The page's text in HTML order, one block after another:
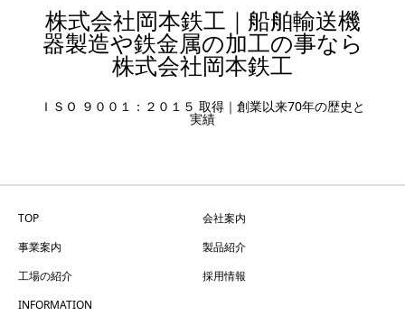
株式会社岡本鉄工｜船舶輸送機
器製造や鉄金属の加工の事なら
株式会社岡本鉄工
ＩＳＯ ９００１：２０１５ 取得｜創業以来70年の歴史と
実績
TOP
会社案内
事業案内
製品紹介
工場の紹介
採用情報
INFORMATION